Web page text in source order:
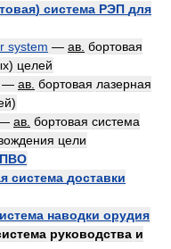
) система РЭП для
system — ав бортовая
) целей
— ав бортовая лазерная
)
ав бортовая система
цели
ПВО
система доставки
наводки орудия
руководства и